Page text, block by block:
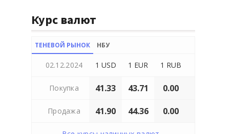
Курс валют
ТЕНЕВОЙ РЫНОК НБУ
02.12.2024 1 USD 1 EUR 1 RUB
Покупка 41.33 43.71 0.00
Продажа 41.90 44.36 0.00